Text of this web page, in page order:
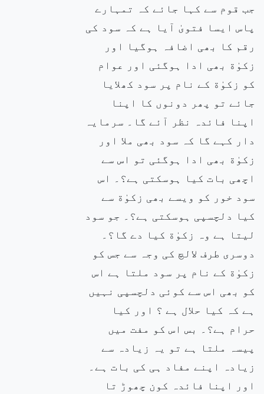
جب قوم سے کہا جائے کہ تمہارے
پاس ایسا فتویٰ آیا ہے کہ سود کی
رقم کا بھی اضافہ ہوگیا اور
زکوٰة بھی ادا ہوگئی اور عوام
کو زکوٰة کے نام پر سود کھلایا
جائے تو پھر دونوں کا اپنا
اپنا فائدہ نظر آئے گا۔ سرمایہ
دار کہے گا کہ سود بھی ملا اور
زکوٰة بھی ادا ہوگئی تو اس سے
اچھی بات کیا ہوسکتی ہے؟۔ اس
سود خور کو ویسے بھی زکوٰة سے
کیا دلچسپی ہوسکتی ہے؟۔ جو سود
لیتا ہے وہ زکوٰة کیا دے گا؟۔
دوسری طرف لالچ کی وجہ سے جس کو
زکوٰة کے نام پر سود ملتا ہے اس
کو بھی اس سے کوئی دلچسپی نہیں
ہے کہ کیا حلال ہے ؟ اور کیا
حرام ہے؟۔ بس اس کو مفت میں
پیسہ ملتا ہے تو یہ زیادہ سے
زیادہ اپنے مفاد ہی کی بات ہے۔
اور اپنا فائدہ کون چھوڑ تا